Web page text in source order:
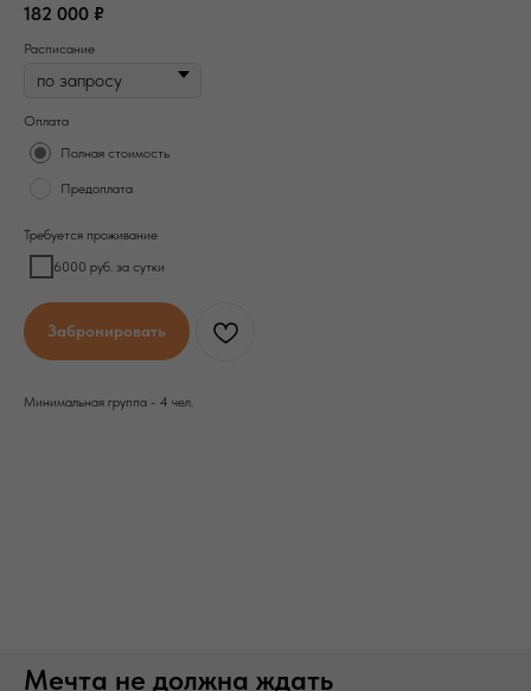
182 000 ₽
Расписание
Оплата
Полная стоимость
Предоплата
Требуется проживание
6000 руб. за сутки
Забронировать
Минимальная группа - 4 чел.
Мечта не должна ждать